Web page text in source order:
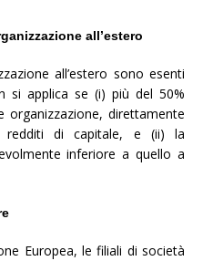
all’estero
all’estero sono esenti
si applica se (i) più del 50%
organizzazione, direttamente
redditi di capitale, e (ii) la
inferiore a quello a
Europea, le filiali di società